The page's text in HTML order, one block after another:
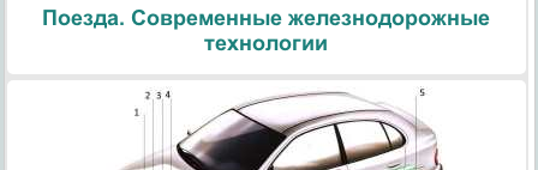
Поезда. Современные железнодорожные
технологии